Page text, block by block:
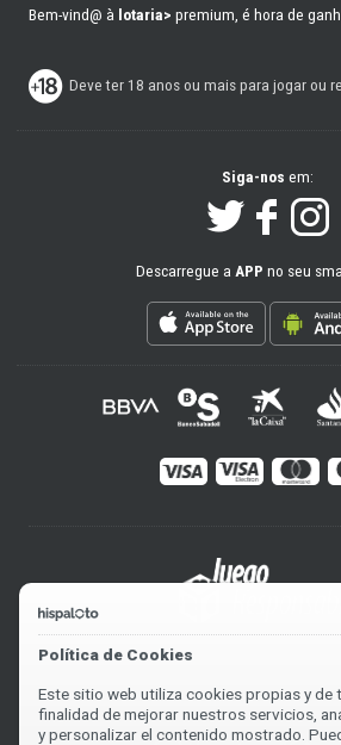
Bem-vind@ à lotaria> premium, é hora de
Deve ter 18 anos ou mais para jogar ou
Siga-nos em:
Descarregue a APP no seu
Política de Cookies
Este sitio web utiliza cookies propias y de
finalidad de mejorar nuestros servicios,
y personalizar el contenido mostrado.